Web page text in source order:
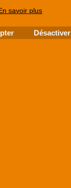
savoir plus
Désactiver